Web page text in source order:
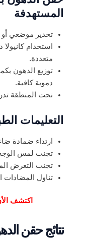
المستهدفة
تخدير موضعي
استخدام
متعددة.
توزيع الدهون
دموية كافية.
نحت المنطقة
التعليمات
ارتداء ضمادة
تجنب لمس الوجه أو
تجنب التعرض
تناول المضادات
اكتشف
نتائج حقن